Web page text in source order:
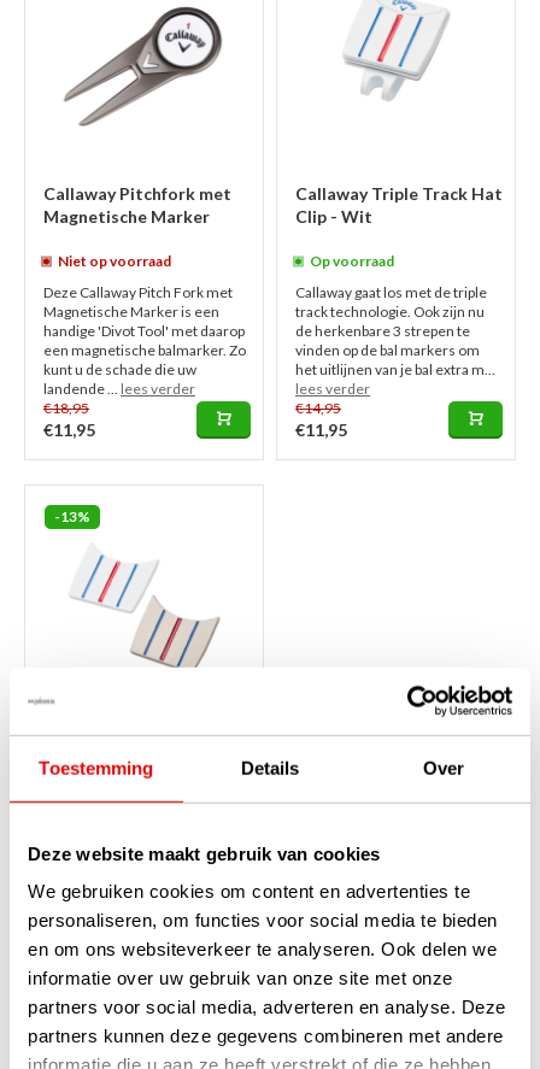
Toestemming Details Over
Deze website maakt gebruik van cookies
We gebruiken cookies om content en advertenties te
personaliseren, om functies voor social media te bieden
en om ons websiteverkeer te analyseren. Ook delen we
informatie over uw gebruik van onze site met onze
partners voor social media, adverteren en analyse. Deze
partners kunnen deze gegevens combineren met andere
informatie die u aan ze heeft verstrekt of die ze hebben
Callaway Pitchfork met
Magnetische Marker
Niet op voorraad
Deze Callaway Pitch Fork met
Magnetische Marker is een
handige 'Divot Tool' met daarop
een magnetische balmarker. Zo
kunt u de schade die uw
landende ... lees verder
€18,95
€11,95
Callaway Triple Track Hat
Clip - Wit
Op voorraad
Callaway gaat los met de triple
track technologie. Ook zijn nu
de herkenbare 3 strepen te
vinden op de bal markers om
het uitlijnen van je bal extra m...
lees verder
€14,95
€11,95
-13%
Markers 2-stuks - Zilver
Wit
Callaway gaat los met de triple
track technologie. Ook zijn nu
de herkenbare 3 strepen te
vinden op de bal markers om
het uitlijnen van je bal extra m...
lees verder
€14,95
€12,95